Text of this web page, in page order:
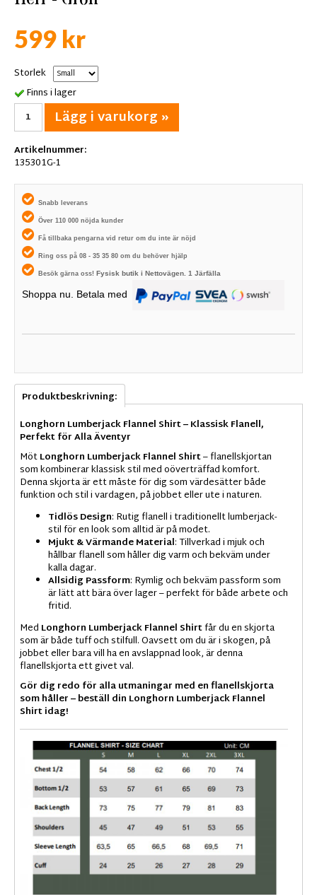
599 kr
Storlek
Finns i lager
Lägg i varukorg »
Artikelnummer:
135301G-1
Snabb leverans
Över 110 000 nöjda kunder
Få tillbaka pengarna vid retur om du inte är nöjd
Ring oss på 08 - 35 35 80 om du behöver hjälp
Besök gärna oss! Fysisk butik i Nettovägen. 1 Järfälla
Shoppa nu. Betala med
Produktbeskrivning:
Longhorn Lumberjack Flannel Shirt – Klassisk Flanell,
Perfekt för Alla Äventyr
MötLonghorn Lumberjack Flannel Shirt– flanellskjortan
som kombinerar klassisk stil med oöverträffad komfort.
Denna skjorta är ett måste för dig som värdesätter både
funktion och stil i vardagen, på jobbet eller ute i naturen.
Tidlös Design: Rutig flanell i traditionellt lumberjack-
stil för en look som alltid är på modet.
Mjukt & Värmande Material: Tillverkad i mjuk och
hållbar flanell som håller dig varm och bekväm under
kalla dagar.
Allsidig Passform: Rymlig och bekväm passform som
är lätt att bära över lager – perfekt för både arbete och
fritid.
Med Longhorn Lumberjack Flannel Shirtfår du en skjorta
som är både tuff och stilfull. Oavsett om du är i skogen, på
jobbet eller bara vill ha en avslappnad look, är denna
flanellskjorta ett givet val.
Gör dig redo för alla utmaningar med en flanellskjorta
som håller – beställ din Longhorn Lumberjack Flannel
Shirt idag!